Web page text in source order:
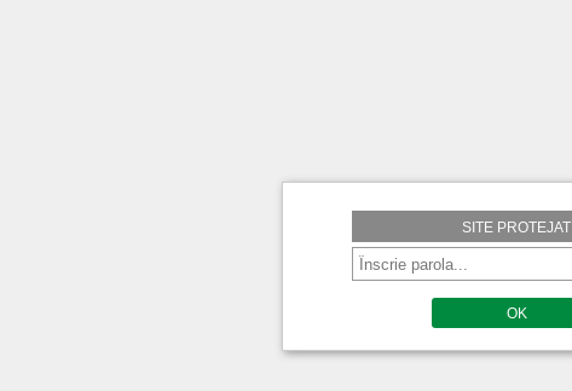
SITE PROTEJAT